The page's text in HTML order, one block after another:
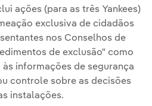
ações (para as três Yankees)
exclusiva de cidadãos
nos Conselhos de
de exclusão" como
informações de segurança
controle sobre as decisões
instalações.